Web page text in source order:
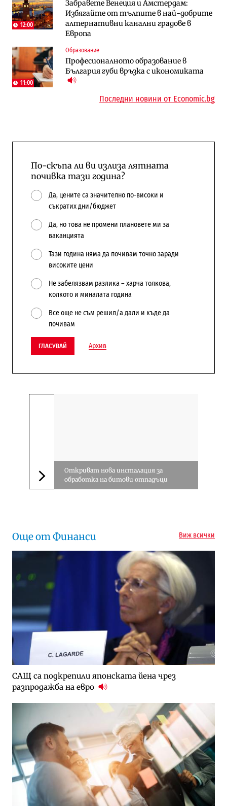
12:00
Забравете Венеция и Амстердам:
Избягайте от тълпите в най-добрите
алтернативни канални градове в
Европа
11:00
Образование
Професионалното образование в
България губи връзка с икономиката
Държавният ТЕЦ „Марица изток 2“
работи с 5 блока
АЕЦ „Козлодуй“ ще работи само още
няколко седмици, ако сушата продължи
„Ендуросат“ ще строи огромен
космически и отбранителен център в
Доброславци
Лекарствата за редки болести
попадат в капан на обществените
поръчки?
Последни новини от Economic.bg
По-скъпа ли ви излиза лятната
почивка тази година?
Да, цените са значително по-високи и
съкратих дни/бюджет
Да, но това не промени плановете ми за
ваканцията
Тази година няма да почивам точно заради
високите цени
Не забелязвам разлика – харча толкова,
колкото и миналата година
Все още не съм решил/а дали и къде да
почивам
ГЛАСУВАЙ Архив
Следваща новина
Откриват нова инсталация за
обработка на битови отпадъци
Още от Финанси Виж всички
САЩ са подкрепили японската йена чрез
разпродажба на евро